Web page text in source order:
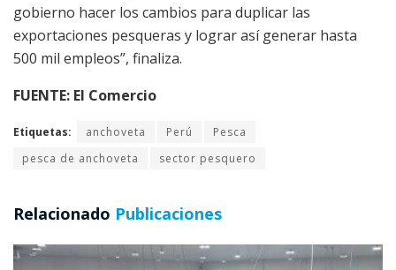
gobierno hacer los cambios para duplicar las
exportaciones pesqueras y lograr así generar hasta
500 mil empleos”, finaliza.
FUENTE: El Comercio
Etiquetas: anchoveta Perú
Pesca
pesca de anchoveta
sector pesquero
Relacionado Publicaciones